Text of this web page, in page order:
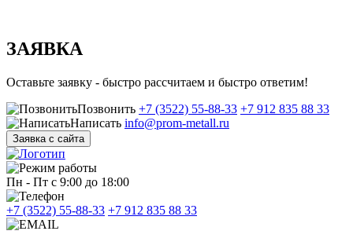
ЗАЯВКА
Оставьте заявку - быстро рассчитаем и быстро ответим!
Позвонить +7 (3522) 55-88-33 +7 912 835 88 33
Написать info@prom-metall.ru
Заявка с сайта
Пн - Пт с 9:00 до 18:00
+7 (3522) 55-88-33 +7 912 835 88 33